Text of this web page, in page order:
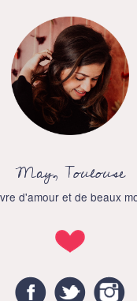
May, Toulouse
d'amour et de beaux
FacebookTwitter